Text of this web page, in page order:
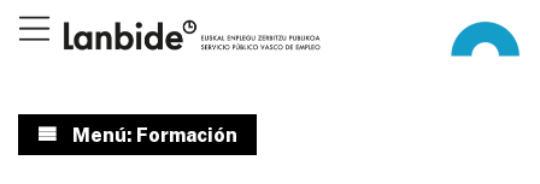
Menú: Formación